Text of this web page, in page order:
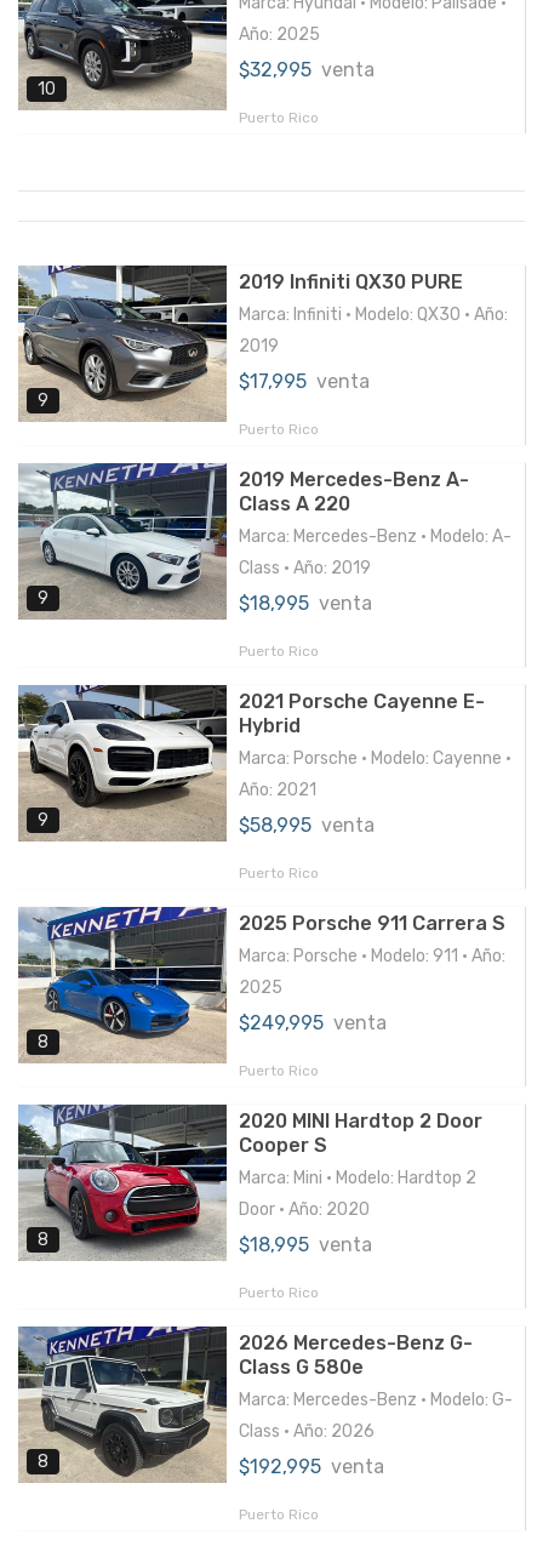
10
Año: 2025
$32,995 venta
Puerto Rico
9
2019 Infiniti QX30 PURE
Marca: Infiniti • Modelo: QX30 • Año:
2019
$17,995 venta
Puerto Rico
9
2019 Mercedes-Benz A-
Class A 220
Marca: Mercedes-Benz • Modelo: A-
Class • Año: 2019
$18,995 venta
Puerto Rico
9
2021 Porsche Cayenne E-
Hybrid
Marca: Porsche • Modelo: Cayenne •
Año: 2021
$58,995 venta
Puerto Rico
8
2025 Porsche 911 Carrera S
Marca: Porsche • Modelo: 911 • Año:
2025
$249,995 venta
Puerto Rico
8
2020 MINI Hardtop 2 Door
Cooper S
Marca: Mini • Modelo: Hardtop 2
Door • Año: 2020
$18,995 venta
Puerto Rico
8
2026 Mercedes-Benz G-
Class G 580e
Marca: Mercedes-Benz • Modelo: G-
Class • Año: 2026
$192,995 venta
Puerto Rico